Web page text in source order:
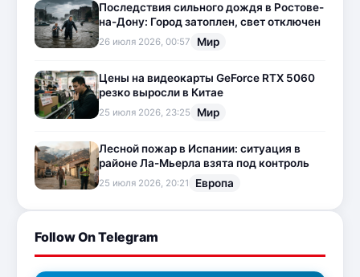
Последствия сильного дождя в Ростове-
на-Дону: Город затоплен, свет отключен
26 июля 2026, 00:57 Мир
Цены на видеокарты GeForce RTX 5060
резко выросли в Китае
25 июля 2026, 23:25 Мир
Лесной пожар в Испании: ситуация в
районе Ла-Мьерла взята под контроль
25 июля 2026, 20:21 Европа
Follow On Telegram